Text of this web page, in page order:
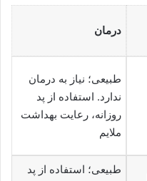
درمان
طبیعی؛ نیاز به درمان
ندارد. استفاده از پد
روزانه، رعایت بهداشت
ملایم
طبیعی؛ استفاده از پد